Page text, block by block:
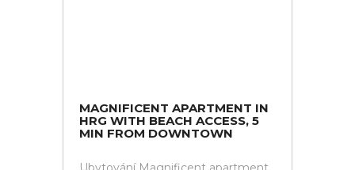
MAGNIFICENT APARTMENT IN
HRG WITH BEACH ACCESS, 5
MIN FROM DOWNTOWN